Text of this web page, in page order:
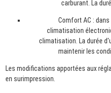
carburant. La
Comfort AC :
climatisation
climatisation. La durée
maintenir les
Les modifications apportées aux
en surimpression.